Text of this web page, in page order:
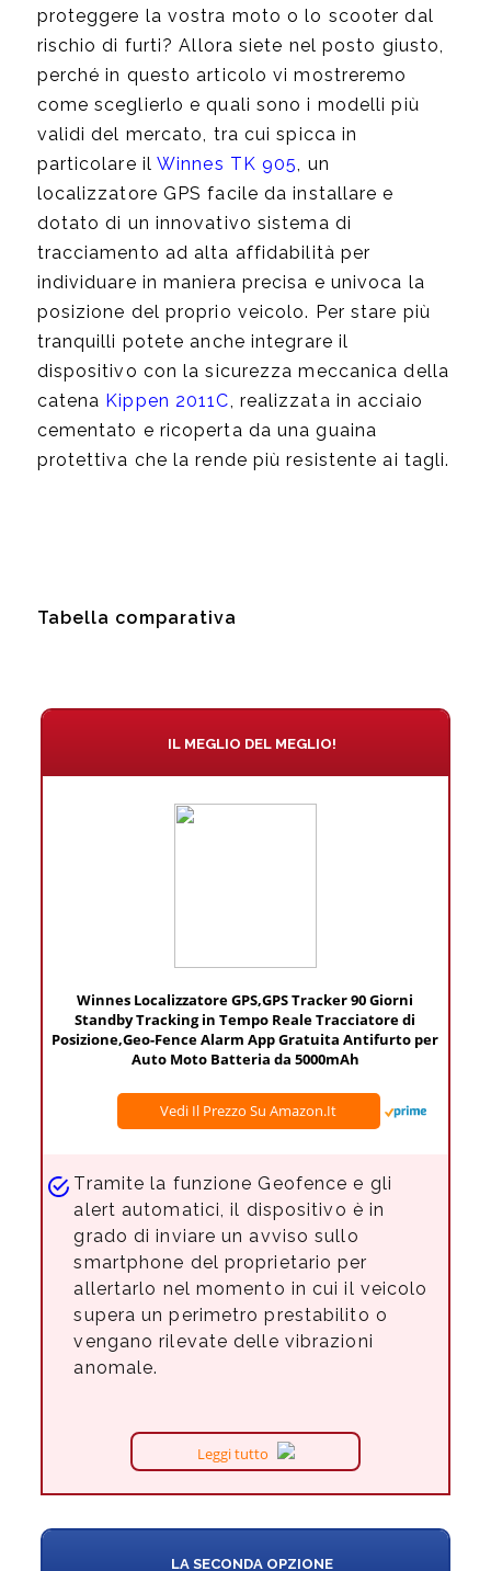
proteggere la vostra moto o lo scooter dal
rischio di furti? Allora siete nel posto giusto,
perché in questo articolo vi mostreremo
come sceglierlo e quali sono i modelli più
validi del mercato, tra cui spicca in
particolare ilWinnes TK 905
, un
localizzatore GPS facile da installare e
dotato di un innovativo sistema di
tracciamento ad alta affidabilità per
individuare in maniera precisa e univoca la
posizione del proprio veicolo. Per stare più
tranquilli potete anche integrare il
dispositivo con la sicurezza meccanica della
catena Kippen 2011C , realizzata in acciaio
cementato e ricoperta da una guaina
protettiva che la rende più resistente ai tagli.
Tabella comparativa
IL MEGLIO DEL MEGLIO!
Winnes Localizzatore GPS,GPS Tracker 90 Giorni
Standby Tracking in Tempo Reale Tracciatore di
Posizione,Geo-Fence Alarm App Gratuita Antifurto per
Auto Moto Batteria da 5000mAh
Vedi Il Prezzo Su Amazon.it
Tramite la funzione Geofence e gli
alert automatici, il dispositivo è in
grado di inviare un avviso sullo
smartphone del proprietario per
allertarlo nel momento in cui il veicolo
supera un perimetro prestabilito o
vengano rilevate delle vibrazioni
anomale.
Leggi tutto
LA SECONDA OPZIONE